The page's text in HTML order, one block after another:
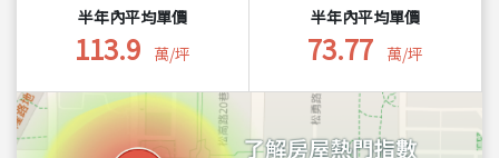
半年內平均單價
113.9 萬/坪
半年內平均單價
73.77 萬/坪